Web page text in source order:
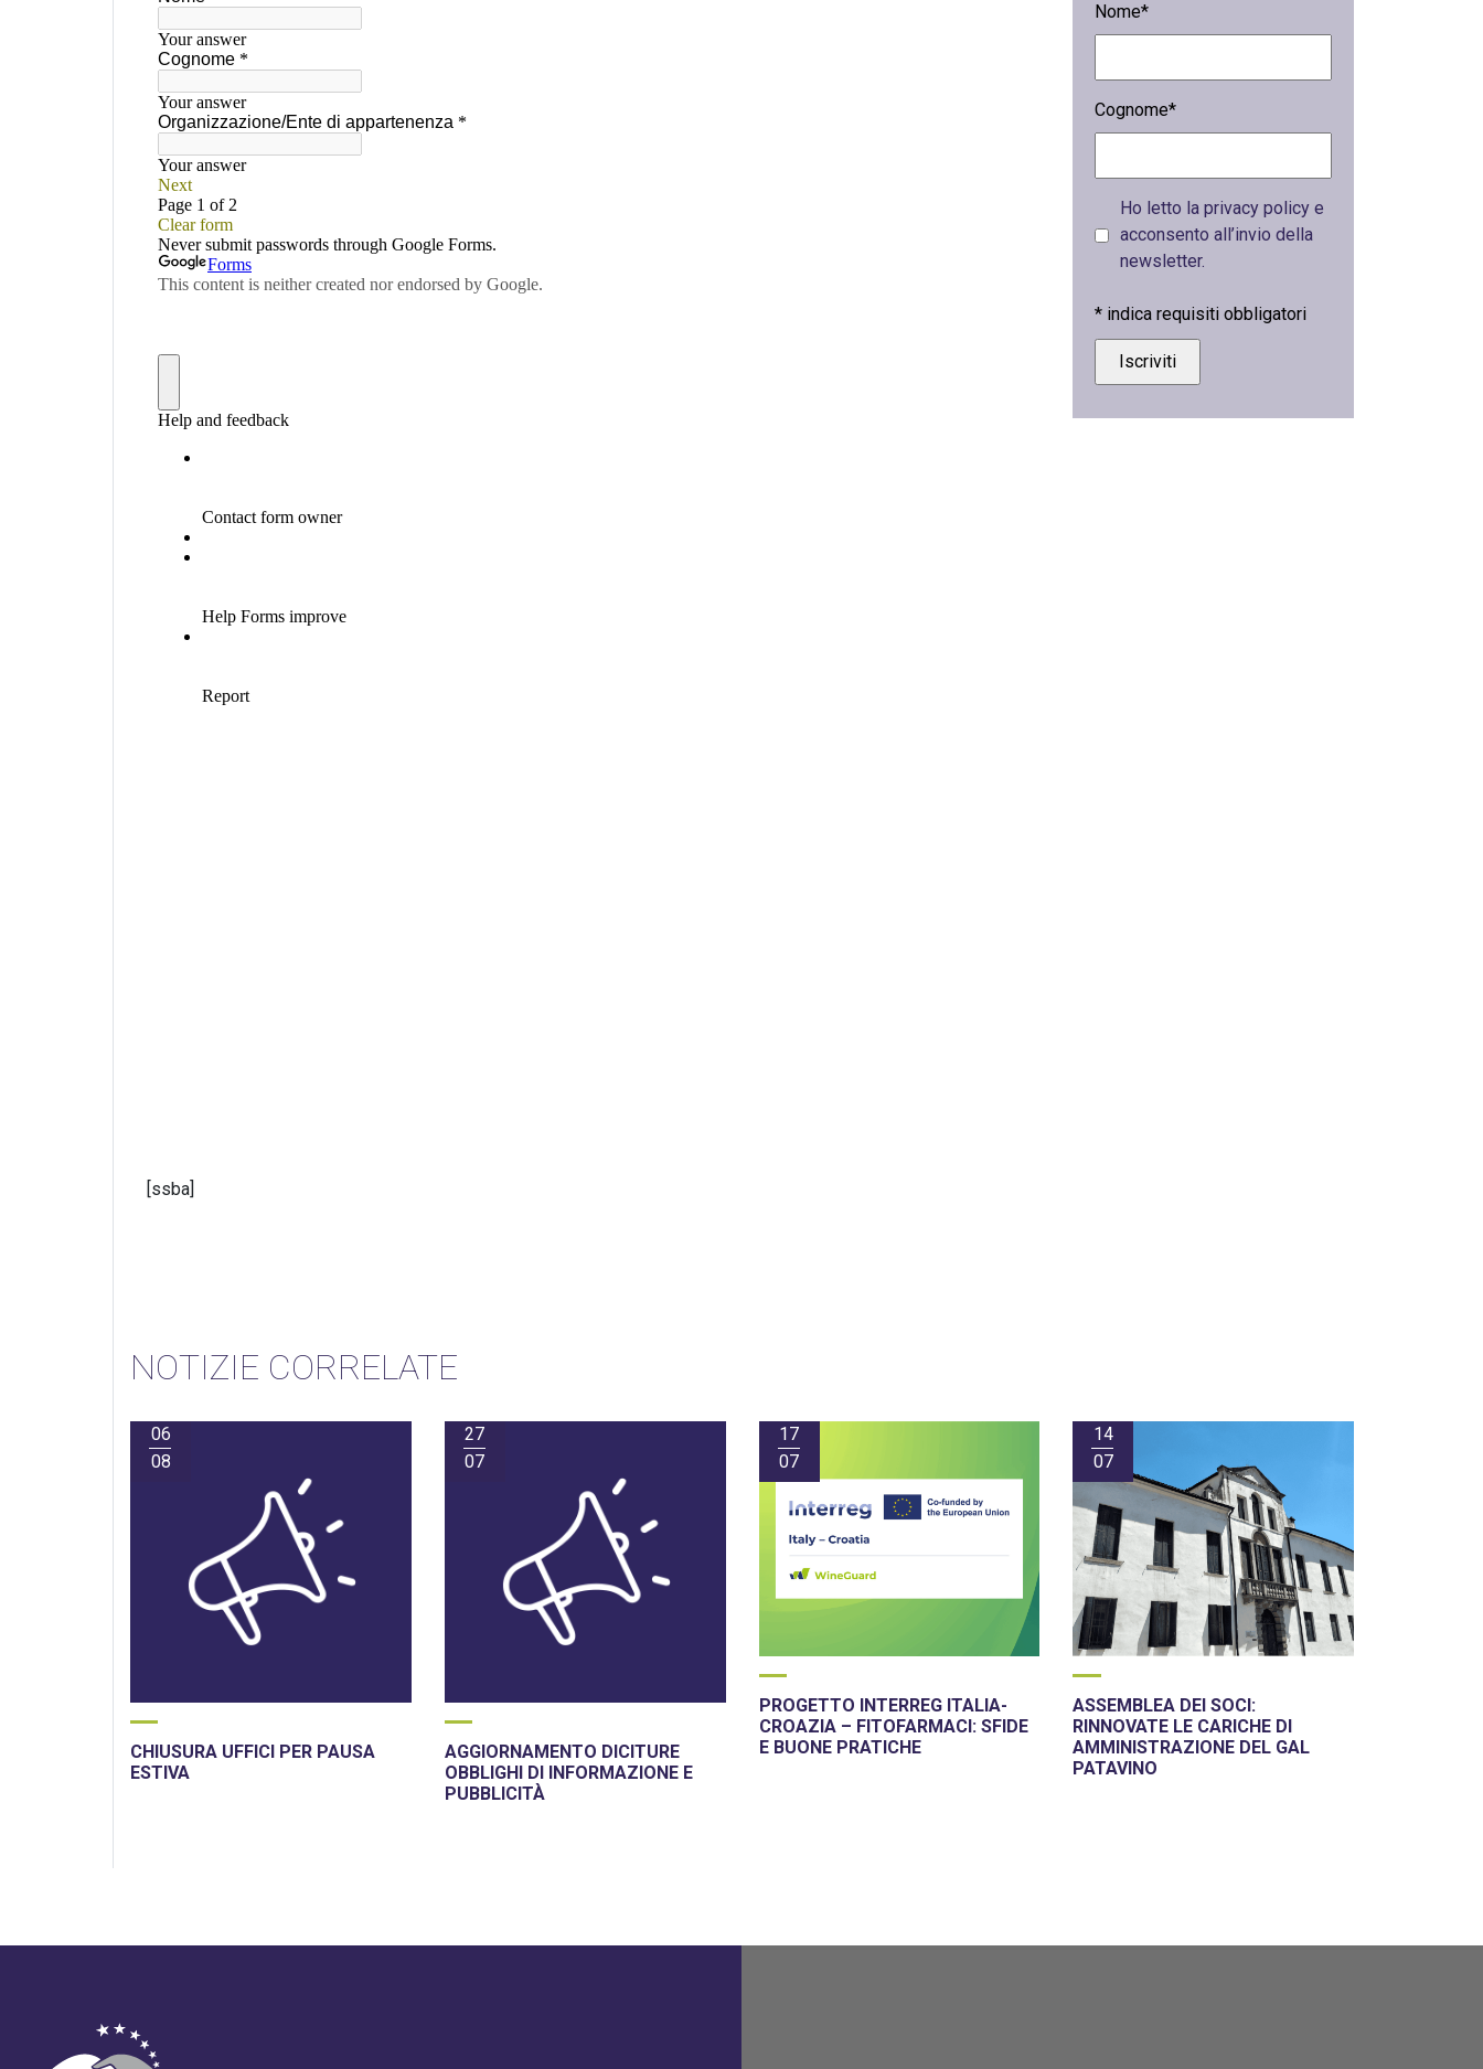
[ssba]
Nome*
Cognome*
Ho letto la privacy policy e
acconsento all’invio della
newsletter.
* indica requisiti obbligatori
NOTIZIE CORRELATE
06
08
CHIUSURA UFFICI PER PAUSA
ESTIVA
27
07
AGGIORNAMENTO DICITURE
OBBLIGHI DI INFORMAZIONE E
PUBBLICITÀ
17
07
PROGETTO INTERREG ITALIA-
CROAZIA – FITOFARMACI: SFIDE
E BUONE PRATICHE
14
07
ASSEMBLEA DEI SOCI:
RINNOVATE LE CARICHE DI
AMMINISTRAZIONE DEL GAL
PATAVINO